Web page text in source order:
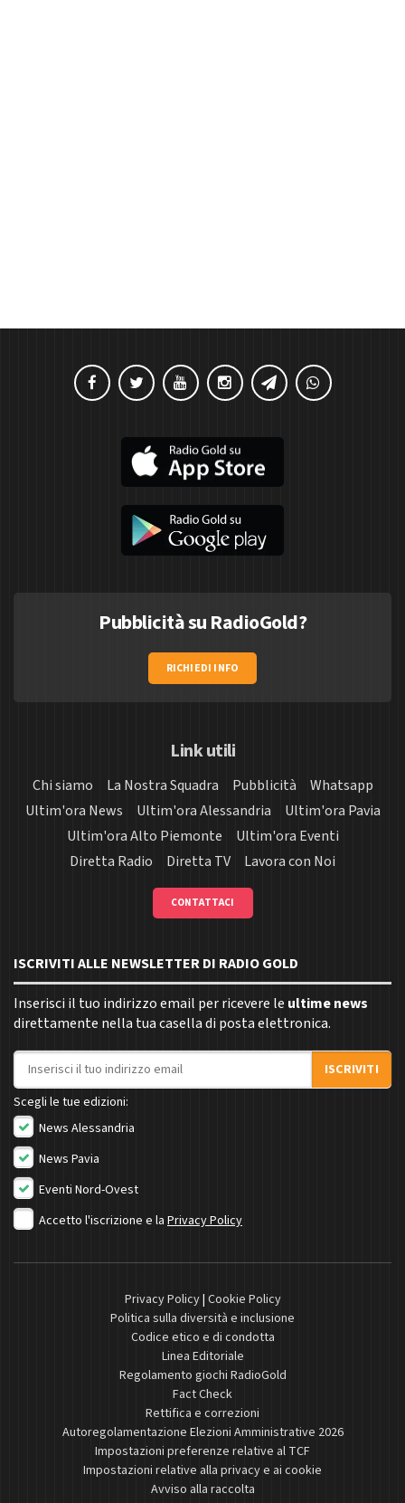
Pubblicità su RadioGold?
RICHIEDI INFO
Link utili
Chi siamo La Nostra Squadra Pubblicità
Whatsapp
Ultim'ora News
Ultim'ora Alessandria
Ultim'ora Pavia
Ultim'ora Alto Piemonte
Ultim'ora Eventi
Diretta Radio
Diretta TV Lavora con Noi
CONTATTACI
ISCRIVITI ALLE NEWSLETTER DI RADIO GOLD
Inserisci il tuo indirizzo email per ricevere le ultime news
direttamente nella tua casella di posta elettronica.
Indirizzo email
ISCRIVITI
Scegli le tue edizioni:
News Alessandria
News Pavia
Eventi Nord-Ovest
Accetto l'iscrizione e la Privacy Policy
Privacy Policy| Cookie Policy
Politica sulla diversità e inclusione
Codice etico e di condotta
Linea Editoriale
Regolamento giochi RadioGold
Fact Check
Rettifica e correzioni
Autoregolamentazione Elezioni Amministrative 2026
Impostazioni preferenze relative al TCF
Impostazioni relative alla privacy e ai cookie
Avviso alla raccolta